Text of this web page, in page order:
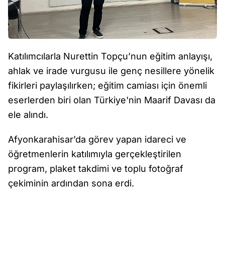
Katılımcılarla Nurettin Topçu’nun eğitim anlayışı,
ahlak ve irade vurgusu ile genç nesillere yönelik
fikirleri paylaşılırken; eğitim camiası için önemli
eserlerden biri olan Türkiye'nin Maarif Davası da
ele alındı.
Afyonkarahisar’da görev yapan idareci ve
öğretmenlerin katılımıyla gerçekleştirilen
program, plaket takdimi ve toplu fotoğraf
çekiminin ardından sona erdi.